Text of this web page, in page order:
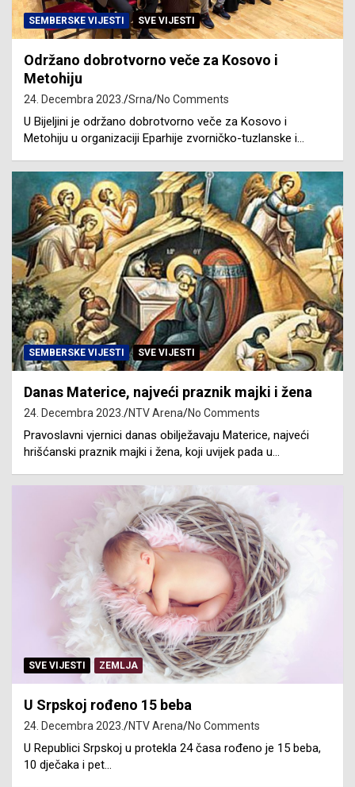
SEMBERSKE VIJESTI SVE VIJESTI
Održano dobrotvorno veče za Kosovo i
Metohiju
24. Decembra 2023. Srna No Comments
U Bijeljini je održano dobrotvorno veče za Kosovo i
Metohiju u organizaciji Eparhije zvorničko-tuzlanske i…
SEMBERSKE VIJESTI SVE VIJESTI
Danas Materice, najveći praznik majki i žena
24. Decembra 2023. NTV Arena No Comments
Pravoslavni vjernici danas obilježavaju Materice, najveći
hrišćanski praznik majki i žena, koji uvijek pada u…
SVE VIJESTI ZEMLJA
U Srpskoj rođeno 15 beba
24. Decembra 2023. NTV Arena No Comments
U Republici Srpskoj u protekla 24 časa rođeno je 15 beba,
10 dječaka i pet…